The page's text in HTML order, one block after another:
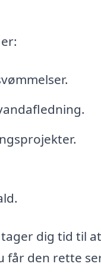
dig tid til at
får den rette